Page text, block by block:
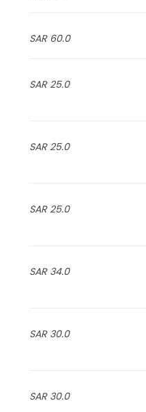
60.0 SAR
25.0 SAR
25.0 SAR
25.0 SAR
34.0 SAR
30.0 SAR
30.0 SAR